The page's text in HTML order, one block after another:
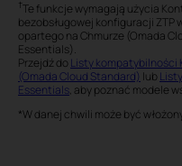
†Te funkcje wymagają użycia
bezobsługowej konfiguracji ZTP
opartego na Chmurze (Omada
Essentials).
Przejdź do Listy kompatybilności
(Omada Cloud Standard) lub
Essentials, aby poznać modele
*W danej chwili może być włożony